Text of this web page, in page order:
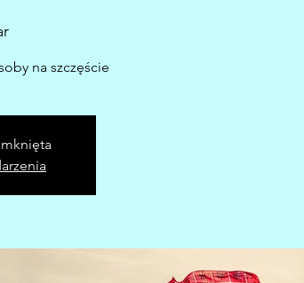
na szczęście